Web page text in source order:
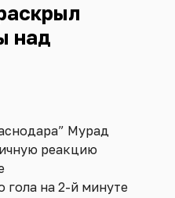
над
Мурад
реакцию
на 2-й минуте